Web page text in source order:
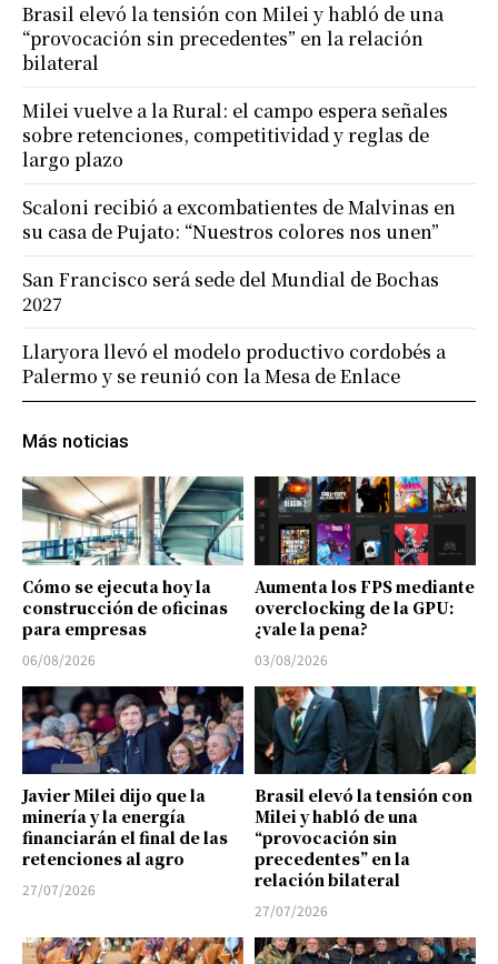
Más noticias
Cómo se ejecuta hoy la
construcción de oficinas
para empresas
06/08/2026
Aumenta los FPS mediante
overclocking de la GPU:
¿vale la pena?
03/08/2026
Javier Milei dijo que la
minería y la energía
financiarán el final de las
retenciones al agro
27/07/2026
Brasil elevó la tensión con
Milei y habló de una
“provocación sin
precedentes” en la
relación bilateral
27/07/2026
Brasil elevó la tensión con Milei y habló de una
“provocación sin precedentes” en la relación
bilateral
Milei vuelve a la Rural: el campo espera señales
sobre retenciones, competitividad y reglas de
largo plazo
Scaloni recibió a excombatientes de Malvinas en
su casa de Pujato: “Nuestros colores nos unen”
San Francisco será sede del Mundial de Bochas
2027
Llaryora llevó el modelo productivo cordobés a
Palermo y se reunió con la Mesa de Enlace